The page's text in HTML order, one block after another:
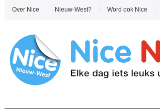
Over Nice Nieuw-West? Word ook Nice